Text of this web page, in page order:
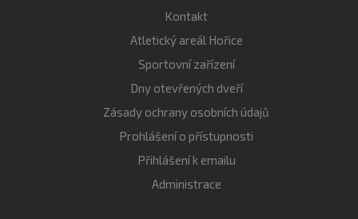
Kontakt
Atletický areál Hořice
Sportovní zařízení
Dny otevřených dveří
Zásady ochrany osobních údajů
Prohlášení o přístupnosti
Přihlášení k emailu
Administrace